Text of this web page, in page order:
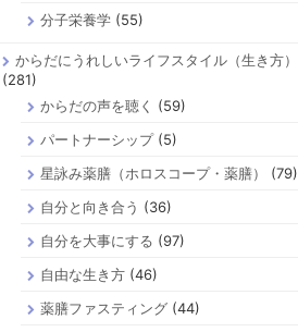
分子栄養学(55)
からだにうれしいライフスタイル（生き方）
(281)
からだの声を聴く
(59)
パートナーシップ(5)
星詠み薬膳（ホロスコープ・薬膳）
(79)
自分と向き合う (36)
自分を大事にする (97)
自由な生き方(46)
薬膳ファスティング(44)